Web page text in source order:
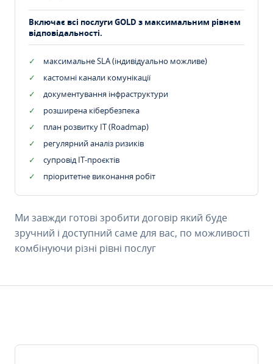
Включає всі послуги GOLD з максимальним рівнем
відповідальності.
максимальне SLA (індивідуально можливе)
кастомні канали комунікації
документування інфраструктури
розширена кібербезпека
план розвитку IT (Roadmap)
регулярний аналіз ризиків
супровід ІТ-проєктів
пріоритетне виконання робіт
Ми завжди готові зробити договір який буде
зручний і доступний саме для вас, по можливості
комбінуючи різні рівні послуг